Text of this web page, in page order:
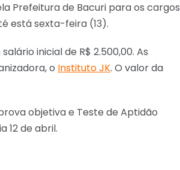
Prefeitura de Bacuri para os cargos
está sexta-feira (13).
inicial de R$ 2.500,00. As
o Instituto JK. O valor da
objetiva e Teste de Aptidão
12 de abril.